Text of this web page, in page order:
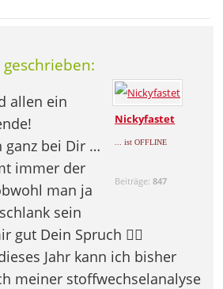
Nickyfastet
... ist OFFLINE
Beiträge:847
allen ein
ganz bei Dir …
immer der
man ja
sein
Dein Spruch 👍🏼
Jahr kann ich bisher
meiner stoffwechselanalyse